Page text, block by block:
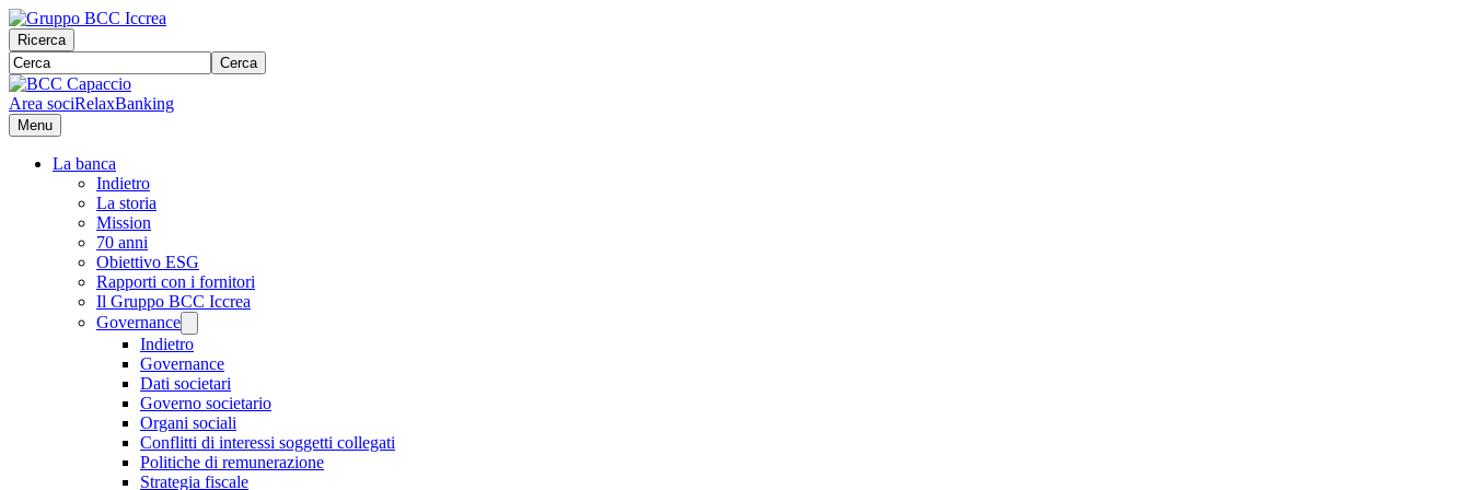
Ricerca
Cerca
Area sociRelaxBanking
Menu
La banca
Indietro
La storia
Mission
70 anni
Obiettivo ESG
Rapporti con i fornitori
Il Gruppo BCC Iccrea
Governance
Indietro
Governance
Dati societari
Governo societario
Organi sociali
Conflitti di interessi soggetti collegati
Politiche di remunerazione
Strategia fiscale